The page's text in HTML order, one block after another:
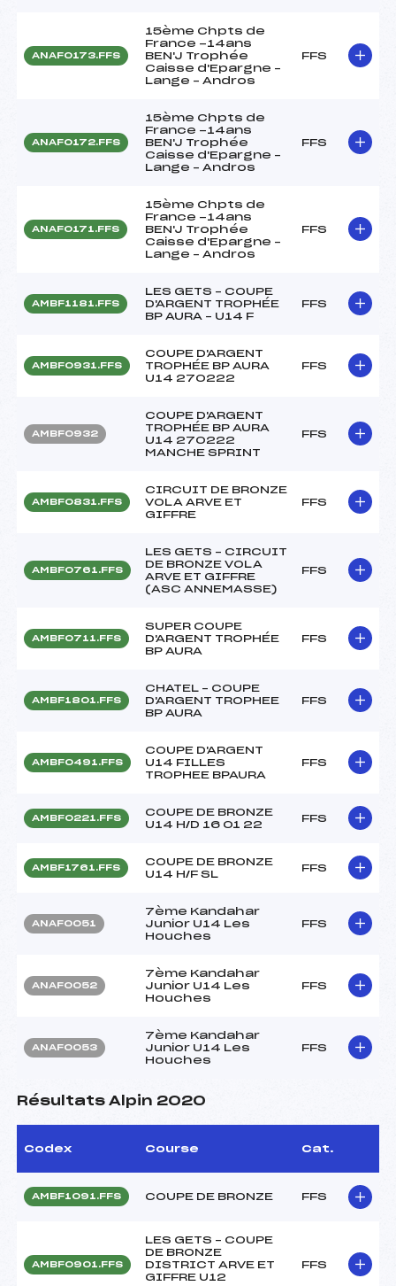
ANAF0173.FFS
15ème Chpts de
France -14ans
BEN'J Trophée
Caisse d'Epargne –
Lange – Andros
FFS
ANAF0172.FFS
15ème Chpts de
France -14ans
BEN'J Trophée
Caisse d'Epargne –
Lange – Andros
FFS
ANAF0171.FFS
15ème Chpts de
France -14ans
BEN'J Trophée
Caisse d'Epargne –
Lange – Andros
FFS
AMBF1181.FFS
LES GETS – COUPE
D'ARGENT TROPHÉE
BP AURA – U14 F
FFS
AMBF0931.FFS
COUPE D'ARGENT
TROPHÉE BP AURA
U14 270222
FFS
AMBF0932
COUPE D'ARGENT
TROPHÉE BP AURA
U14 270222
MANCHE SPRINT
FFS
AMBF0831.FFS
CIRCUIT DE BRONZE
VOLA ARVE ET
GIFFRE
FFS
AMBF0761.FFS
LES GETS – CIRCUIT
DE BRONZE VOLA
ARVE ET GIFFRE
(ASC ANNEMASSE)
FFS
AMBF0711.FFS
SUPER COUPE
D'ARGENT TROPHÉE
BP AURA
FFS
AMBF1801.FFS
CHATEL – COUPE
D'ARGENT TROPHEE
BP AURA
FFS
AMBF0491.FFS
COUPE D'ARGENT
U14 FILLES
TROPHEE BPAURA
FFS
AMBF0221.FFS
COUPE DE BRONZE
U14 H/D 16 01 22
FFS
AMBF1761.FFS
COUPE DE BRONZE
U14 H/F SL
FFS
ANAF0051
7ème Kandahar
Junior U14 Les
Houches
FFS
ANAF0052
7ème Kandahar
Junior U14 Les
Houches
FFS
ANAF0053
7ème Kandahar
Junior U14 Les
Houches
FFS
Résultats Alpin 2020
Codex Course Cat.
AMBF1091.FFS COUPE DE BRONZE FFS
AMBF0901.FFS
LES GETS – COUPE
DE BRONZE
DISTRICT ARVE ET
GIFFRE U12
FFS